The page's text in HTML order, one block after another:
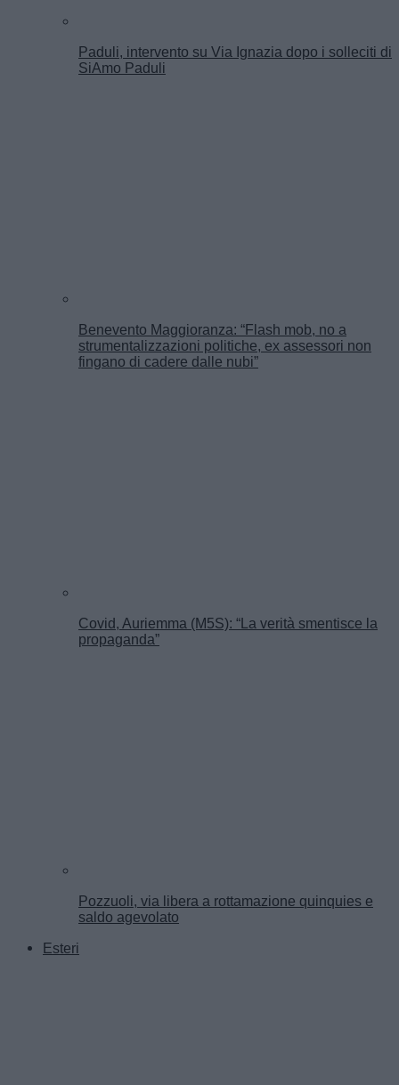
Paduli, intervento su Via Ignazia dopo i solleciti di
SiAmo Paduli
Benevento Maggioranza: “Flash mob, no a
strumentalizzazioni politiche, ex assessori non
fingano di cadere dalle nubi”
Covid, Auriemma (M5S): “La verità smentisce la
propaganda”
Pozzuoli, via libera a rottamazione quinquies e
saldo agevolato
Esteri